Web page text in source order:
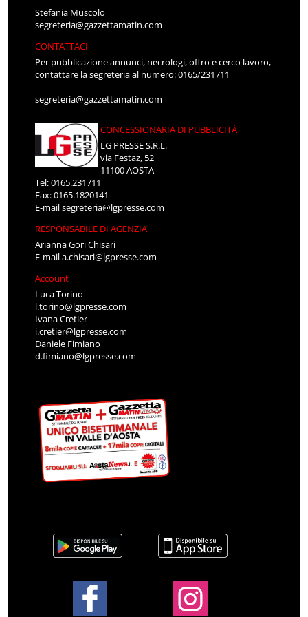
Stefania Muscolo
segreteria@gazzettamatin.com
CONTATTACI
Per pubblicazione annunci, necrologi, offro e cerco lavoro,
contattare la segreteria al numero: 0165/231711
segreteria@gazzettamatin.com
CONCESSIONARIA DI PUBBLICITÀ
LG PRESSE S.R.L.
via Festaz, 52
11100 AOSTA
Tel: 0165.231711
Fax: 0165.1820141
E-mailsegreteria@lgpresse.com
RESPONSABILE DI AGENZIA
Arianna Gori Chisari
E-maila.chisari@lgpresse.com
Account
Luca Torino
l.torino@lgpresse.com
Ivana Cretier
i.cretier@lgpresse.com
Daniele Fimiano
d.fimiano@lgpresse.com